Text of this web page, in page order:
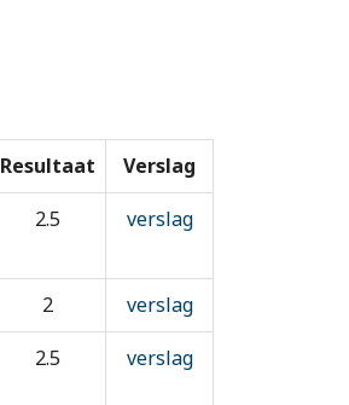
Resultaat
Verslag
2.5 verslag
2
verslag
2.5 verslag